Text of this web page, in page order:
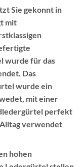
Sie gekonnt in
mit
wurde für das
Das
wurde ein
mit einer
perfekt
verwendet
hohen